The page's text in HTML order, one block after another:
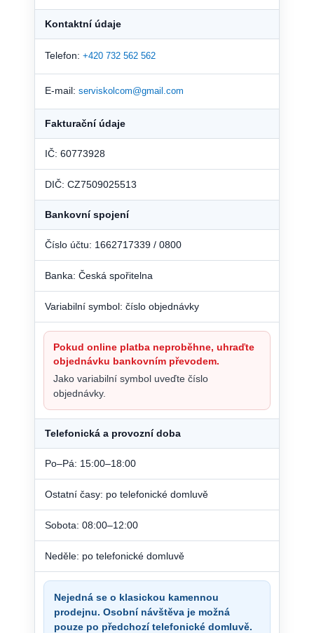
Kontaktní údaje
Telefon: +420 732 562 562
E-mail: serviskolcom@gmail.com
Fakturační údaje
IČ: 60773928
DIČ: CZ7509025513
Bankovní spojení
Číslo účtu: 1662717339 / 0800
Banka: Česká spořitelna
Variabilní symbol: číslo objednávky
Pokud online platba neproběhne, uhraďte
objednávku bankovním převodem.
Jako variabilní symbol uveďte číslo
objednávky.
Telefonická a provozní doba
Po–Pá: 15:00–18:00
Ostatní časy: po telefonické domluvě
Sobota: 08:00–12:00
Neděle: po telefonické domluvě
Nejedná se o klasickou kamennou
prodejnu. Osobní návštěva je možná
pouze po předchozí telefonické domluvě.